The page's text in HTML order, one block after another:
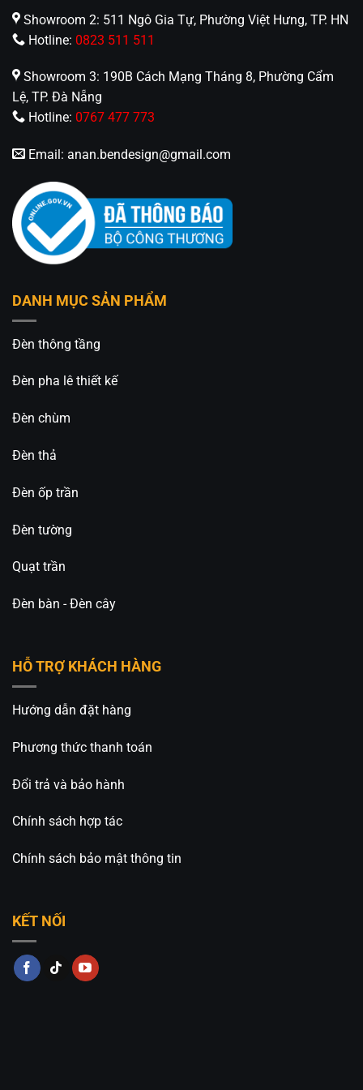
Ánh sáng ổn định, tiết kiệm năng lượng
Độ bền vượt trội, tuổi thọ cao
và thay thế.
Giải pháp chiếu sáng toàn diện
vừa tạo cảm giác thoải mái cho không gian.
6. Kết luận
Đèn ốp trần LED hiện đại OGD-181B không chỉ đáp
ứng nhu cầu chiếu sáng mà còn góp phần nâng
thiết kế tinh tế, ánh sáng dễ chịu và khả năng tiết
kiệm điện vượt trội, đây chắc chắn là lựa chọn tối
ưu cho mọi gia đình và công trình hiện đại.
Liên hệ ngay để đặt hàng, ưu tiên khách hàng gọi
cấp các loại đèn trang trí decor, đa dạng mẫu mã
_____________________________________________
⚡️An An Decor – Ánh sáng từ tâm hồn
🏢CN 1: 514 Nguyễn Oanh, Phường An Nhơn, TP.
Fanpage:Đèn Trang Trí An An Decor
Showroom 2: 511 Ngô Gia Tự, Phường Việt Hưng, TP. HN
Hotline: 0823 511 511
Showroom 3: 190B Cách Mạng Tháng 8, Phường Cẩm
Lệ, TP. Đà Nẵng
Hotline: 0767 477 773
Email: anan.bendesign@gmail.com
DANH MỤC SẢN PHẨM
Đèn thông tầng
Đèn pha lê thiết kế
Đèn chùm
Đèn thả
Đèn ốp trần
Đèn tường
Quạt trần
Đèn bàn - Đèn cây
HỖ TRỢ KHÁCH HÀNG
Hướng dẫn đặt hàng
Phương thức thanh toán
Đổi trả và bảo hành
Chính sách hợp tác
Chính sách bảo mật thông tin
KẾT NỐI